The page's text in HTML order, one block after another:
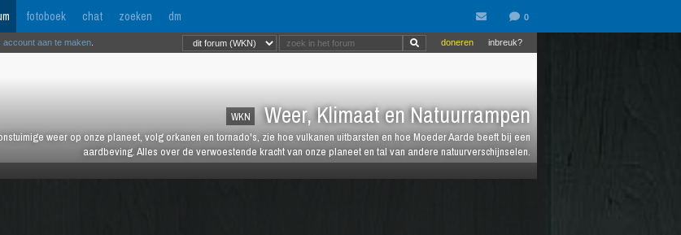
fotoboek chat zoeken dm
WKN Weer, Klimaat en Natuurrampen
weer op onze planeet, volg orkanen en tornado's, zie hoe vulkanen uitbarsten en hoe Moeder Aarde beeft bij een
aardbeving. Alles over de verwoestende kracht van onze planeet en tal van andere natuurverschijnselen.
inbreuk?
doneren
account aan te maken